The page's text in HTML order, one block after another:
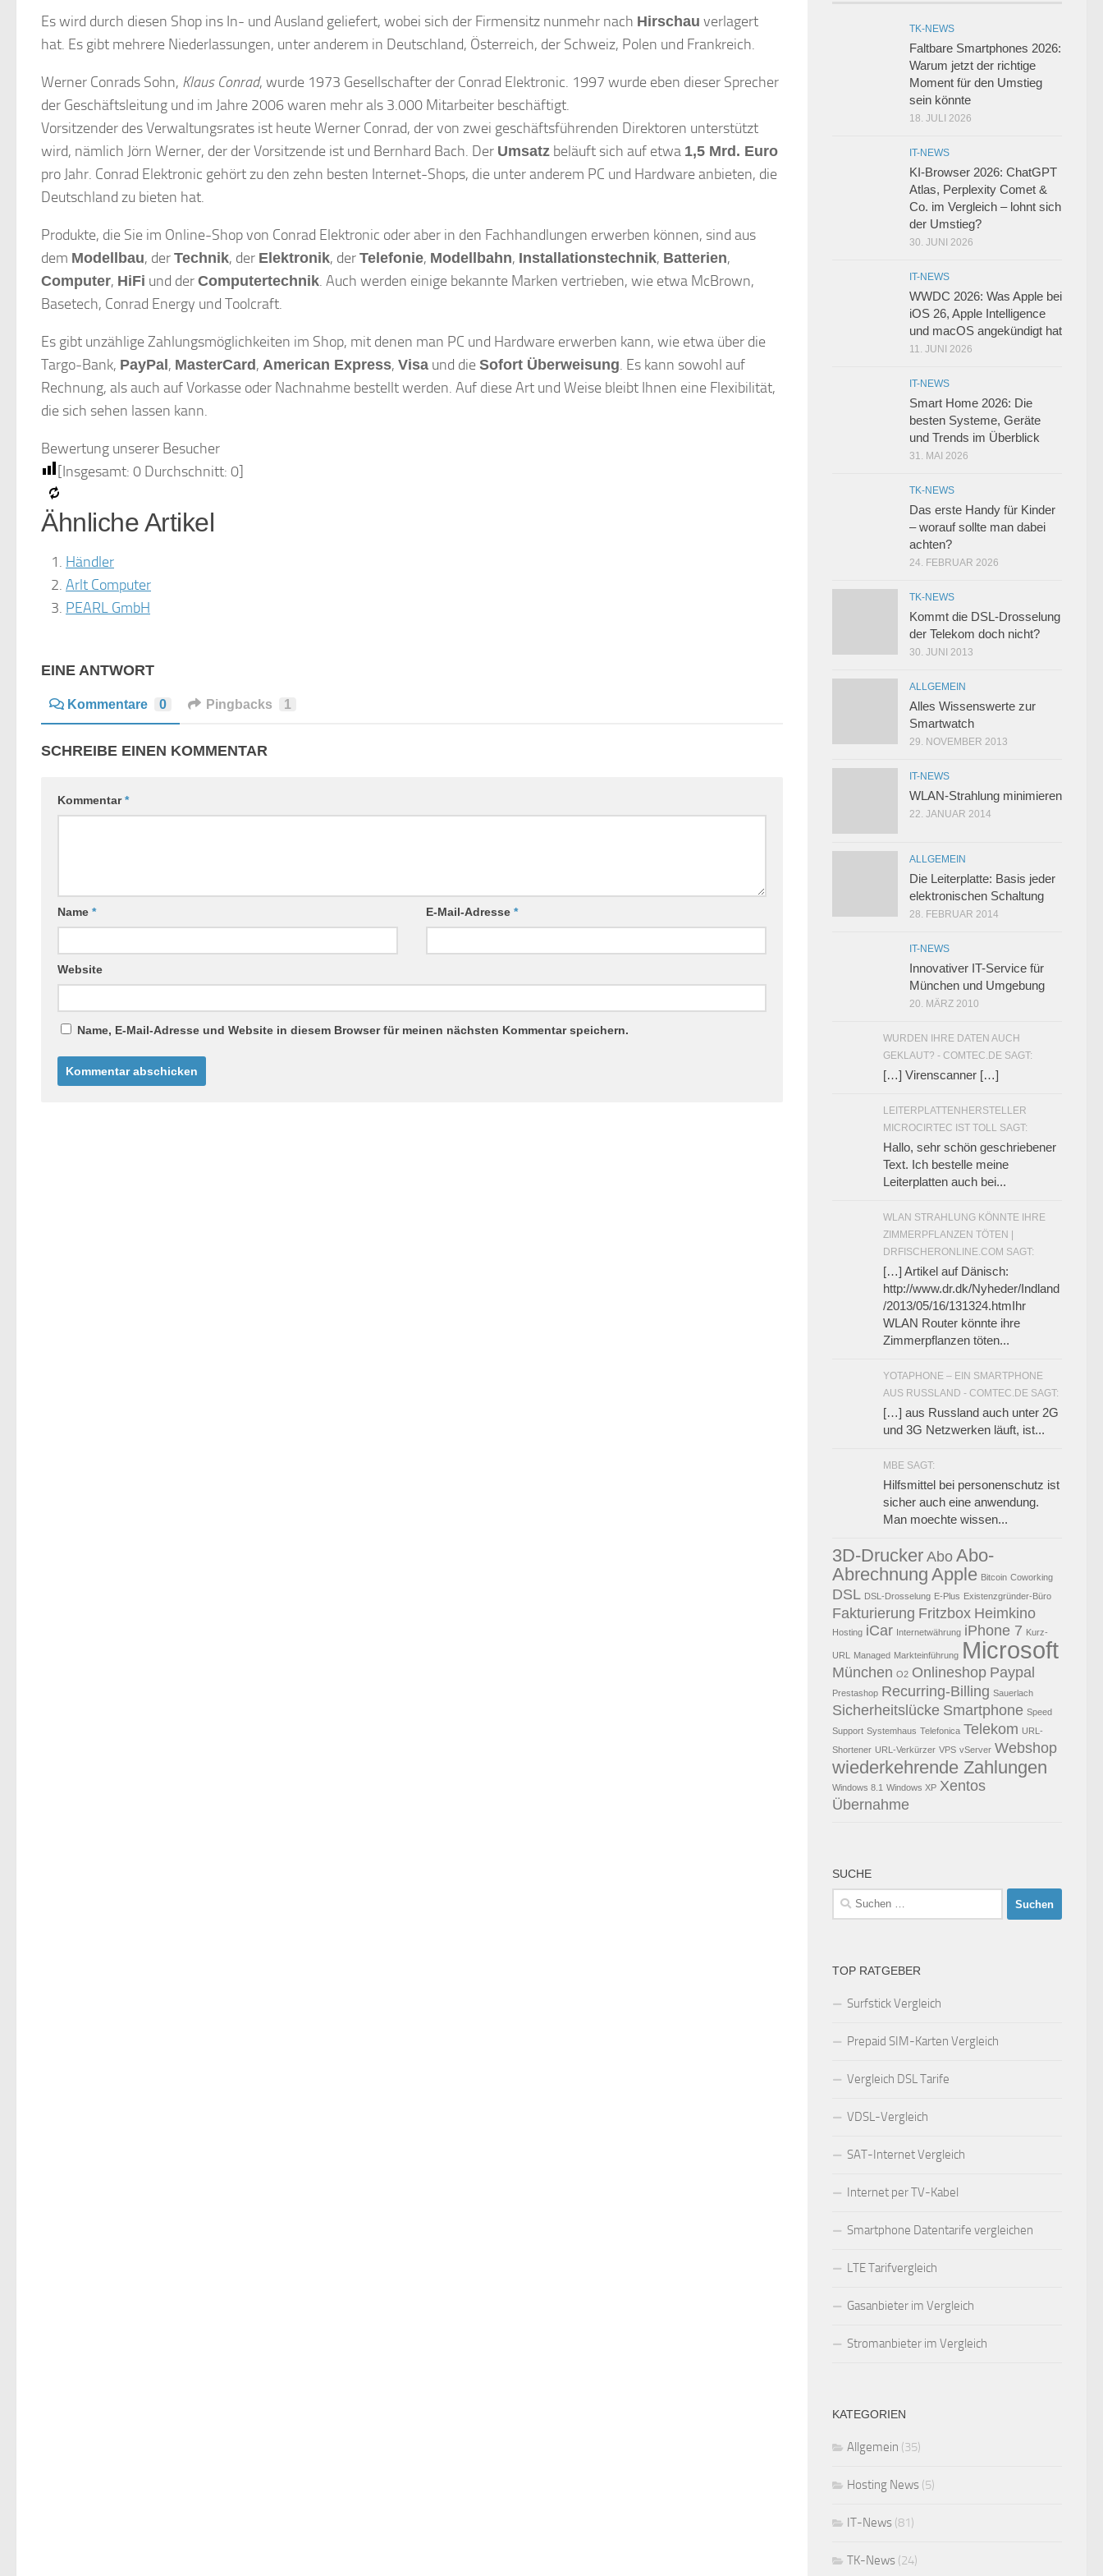
Es wird durch diesen Shop ins In- und Ausland geliefert, wobei sich der Firmensitz nunmehr nach Hirschau verlagert
hat. Es gibt mehrere Niederlassungen, unter anderem in Deutschland, Österreich, der Schweiz, Polen und Frankreich.
Werner Conrads Sohn, Klaus Conrad, wurde 1973 Gesellschafter der Conrad Elektronic. 1997 wurde eben dieser Sprecher
der Geschäftsleitung und im Jahre 2006 waren mehr als 3.000 Mitarbeiter beschäftigt.
Vorsitzender des Verwaltungsrates ist heute Werner Conrad, der von zwei geschäftsführenden Direktoren unterstützt
wird, nämlich Jörn Werner, der der Vorsitzende ist und Bernhard Bach. Der Umsatz beläuft sich auf etwa 1,5 Mrd. Euro
pro Jahr. Conrad Elektronic gehört zu den zehn besten Internet-Shops, die unter anderem PC und Hardware anbieten, die
Deutschland zu bieten hat.
Produkte, die Sie im Online-Shop von Conrad Elektronic oder aber in den Fachhandlungen erwerben können, sind aus
dem Modellbau, der Technik, der Elektronik, der Telefonie, Modellbahn, Installationstechnik, Batterien,
Computer, HiFi und der Computertechnik. Auch werden einige bekannte Marken vertrieben, wie etwa McBrown,
Basetech, Conrad Energy und Toolcraft.
Es gibt unzählige Zahlungsmöglichkeiten im Shop, mit denen man PC und Hardware erwerben kann, wie etwa über die
Targo-Bank, PayPal , MasterCard , American Express, Visa und die Sofort Überweisung. Es kann sowohl auf
Rechnung, als auch auf Vorkasse oder Nachnahme bestellt werden. Auf diese Art und Weise bleibt Ihnen eine Flexibilität,
die sich sehen lassen kann.
Bewertung unserer Besucher
[Insgesamt: 0 Durchschnitt: 0]
Ähnliche Artikel
Händler
Arlt Computer
PEARL GmbH
EINE ANTWORT
Kommentare 0 Pingbacks 1
SCHREIBE EINEN KOMMENTAR
Kommentar*
Name * E-Mail-Adresse*
Website
Name, E-Mail-Adresse und Website in diesem Browser für meinen nächsten Kommentar speichern.
TK-NEWS
Faltbare Smartphones 2026:
Warum jetzt der richtige
Moment für den Umstieg
sein könnte
18. JULI 2026
IT-NEWS
KI-Browser 2026: ChatGPT
Atlas, Perplexity Comet &
Co. im Vergleich – lohnt sich
der Umstieg?
30. JUNI 2026
IT-NEWS
WWDC 2026: Was Apple bei
iOS 26, Apple Intelligence
und macOS angekündigt hat
11. JUNI 2026
IT-NEWS
Smart Home 2026: Die
besten Systeme, Geräte
und Trends im Überblick
31. MAI 2026
TK-NEWS
Das erste Handy für Kinder
– worauf sollte man dabei
achten?
24. FEBRUAR 2026
TK-NEWS
Kommt die DSL-Drosselung
der Telekom doch nicht?
30. JUNI 2013
ALLGEMEIN
Alles Wissenswerte zur
Smartwatch
29. NOVEMBER 2013
IT-NEWS
WLAN-Strahlung minimieren
22. JANUAR 2014
ALLGEMEIN
Die Leiterplatte: Basis jeder
elektronischen Schaltung
28. FEBRUAR 2014
IT-NEWS
Innovativer IT-Service für
München und Umgebung
20. MÄRZ 2010
WURDEN IHRE DATEN AUCH
GEKLAUT? - COMTEC.DE SAGT:
[…] Virenscanner […]
LEITERPLATTENHERSTELLER
MICROCIRTEC IST TOLL SAGT:
Hallo, sehr schön geschriebener
Text. Ich bestelle meine
Leiterplatten auch bei...
WLAN STRAHLUNG KÖNNTE IHRE
ZIMMERPFLANZEN TÖTEN |
DRFISCHERONLINE.COM SAGT:
[…] Artikel auf Dänisch:
http://www.dr.dk/Nyheder/Indland
/2013/05/16/131324.htmIhr
WLAN Router könnte ihre
Zimmerpflanzen töten...
YOTAPHONE – EIN SMARTPHONE
AUS RUSSLAND - COMTEC.DE SAGT:
[…] aus Russland auch unter 2G
und 3G Netzwerken läuft, ist...
MBE SAGT:
Hilfsmittel bei personenschutz ist
sicher auch eine anwendung.
Man moechte wissen...
3D-Drucker Abo Abo-
Abrechnung Apple Bitcoin Coworking
DSL DSL-Drosselung E-Plus Existenzgründer-Büro
Fakturierung Fritzbox Heimkino
Hosting iCar Internetwährung iPhone 7 Kurz-
URL Managed Markteinführung Microsoft
München O2 Onlineshop Paypal
Prestashop Recurring-Billing Sauerlach
Sicherheitslücke Smartphone Speed
Support Systemhaus Telefonica Telekom URL-
Shortener URL-Verkürzer VPS vServer Webshop
wiederkehrende Zahlungen
Windows 8.1 Windows XP Xentos
Übernahme
SUCHE
Suchen
nach:
TOP RATGEBER
Surfstick Vergleich
Prepaid SIM-Karten Vergleich
Vergleich DSL Tarife
VDSL-Vergleich
SAT-Internet Vergleich
Internet per TV-Kabel
Smartphone Datentarife vergleichen
LTE Tarifvergleich
Gasanbieter im Vergleich
Stromanbieter im Vergleich
KATEGORIEN
Allgemein (35)
Hosting News (5)
IT-News (81)
TK-News (24)